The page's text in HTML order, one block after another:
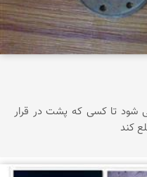
شود تا کسی که پشت در قرار
کند